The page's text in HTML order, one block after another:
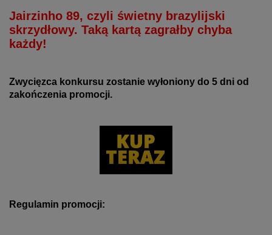
Jairzinho 89, czyli świetny brazylijski
skrzydłowy. Taką kartą zagrałby chyba
każdy!
Zwycięzca konkursu zostanie wyłoniony do 5 dni od
zakończenia promocji.
Regulamin promocji: